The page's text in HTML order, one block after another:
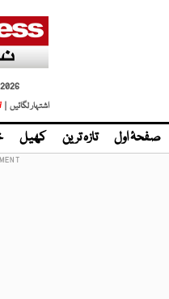
2026
اشتہار لگائیں |
صفحۂ اول تازہ ترین کھیل